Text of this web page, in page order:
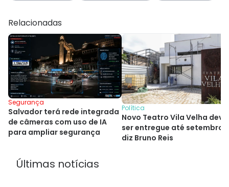
Relacionadas
Segurança
Salvador terá rede integrada
de câmeras com uso de IA
para ampliar segurança
Política
Novo Teatro Vila Velha deve
ser entregue até setembro,
diz Bruno Reis
Últimas notícias